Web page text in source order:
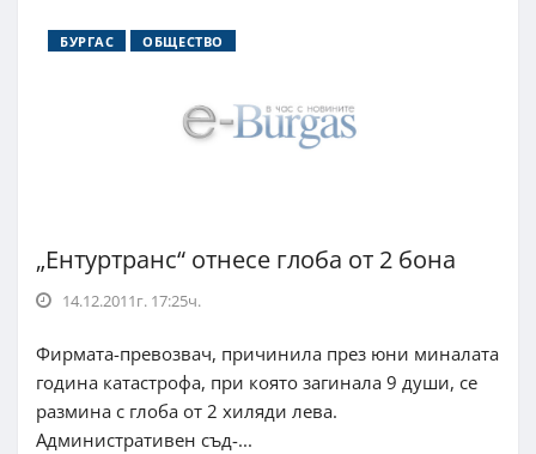
БУРГАС ОБЩЕСТВО
„Ентуртранс“ отнесе глоба от 2 бона
14.12.2011г. 17:25ч.
Фирмата-превозвач, причинила през юни миналата
година катастрофа, при която загинала 9 души, се
размина с глоба от 2 хиляди лева.
Административен съд-...